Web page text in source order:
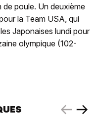
poule. Un deuxième
la Team USA, qui
Japonaises lundi pour
olympique (102-